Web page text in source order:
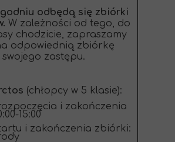
odbędą się zbiórki
W zależności od tego, do
chodzicie, zapraszamy
odpowiednią zbiórkę
swojego zastępu.
(chłopcy w 5 klasie):
i zakończenia
15:00
i zakończenia zbiórki: